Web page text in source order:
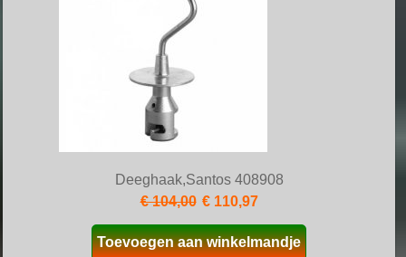
Deeghaak,Santos 408908
€ 104,00 € 110,97
Toevoegen aan winkelmandje